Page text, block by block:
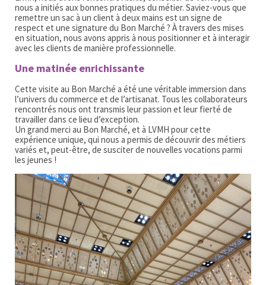
nous a initiés aux bonnes pratiques du métier. Saviez-vous que
remettre un sac à un client à deux mains est un signe de
respect et une signature du Bon Marché ? À travers des mises
en situation, nous avons appris à nous positionner et à interagir
avec les clients de manière professionnelle.
Une matinée enrichissante
Cette visite au Bon Marché a été une véritable immersion dans
l’univers du commerce et de l’artisanat. Tous les collaborateurs
rencontrés nous ont transmis leur passion et leur fierté de
travailler dans ce lieu d’exception.
Un grand merci au Bon Marché, et à LVMH pour cette
expérience unique, qui nous a permis de découvrir des métiers
variés et, peut-être, de susciter de nouvelles vocations parmi
les jeunes !